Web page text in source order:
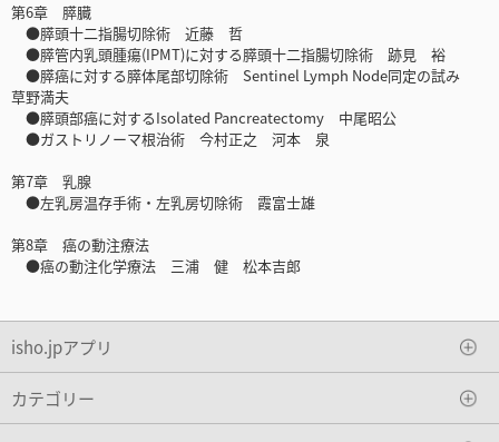
第6章 膵臓
●膵頭十二指腸切除術 近藤 哲
●膵管内乳頭腫瘍(IPMT)に対する膵頭十二指腸切除術 跡見 裕
●膵癌に対する膵体尾部切除術 Sentinel Lymph Node同定の試み
草野満夫
●膵頭部癌に対するIsolated Pancreatectomy 中尾昭公
●ガストリノーマ根治術 今村正之 河本 泉
第7章 乳腺
●左乳房温存手術・左乳房切除術 霞富士雄
第8章 癌の動注療法
●癌の動注化学療法 三浦 健 松本吉郎
isho.jpアプリ
カテゴリー